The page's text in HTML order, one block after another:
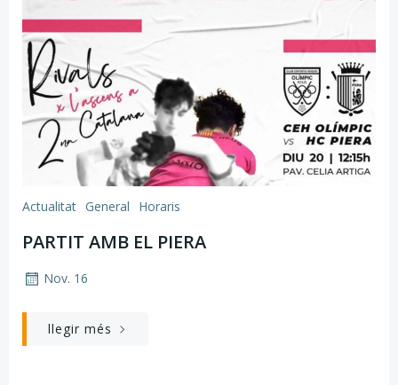
Actualitat General Horaris
PARTIT AMB EL PIERA
Nov. 16
llegir més